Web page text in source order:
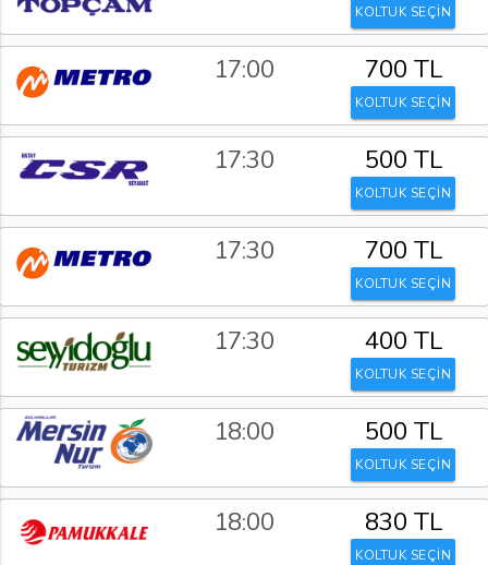
KOLTUK SEÇİN
17:00 700 TL
KOLTUK SEÇİN
17:30 500 TL
KOLTUK SEÇİN
17:30 700 TL
KOLTUK SEÇİN
17:30 400 TL
KOLTUK SEÇİN
18:00 500 TL
KOLTUK SEÇİN
18:00 830 TL
KOLTUK SEÇİN